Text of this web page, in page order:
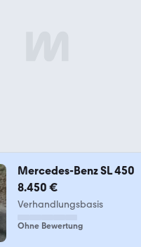
Mercedes-Benz SL 450
8.450 €
Verhandlungsbasis
Ohne Bewertung